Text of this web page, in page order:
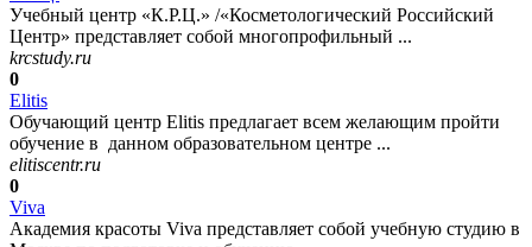
Учебный центр «К.Р.Ц.» /«Косметологический Российский
Центр» представляет собой многопрофильный ...
krcstudy.ru
0
Elitis
Обучающий центр Elitis предлагает всем желающим пройти
обучение в данном образовательном центре ...
elitiscentr.ru
0
Viva
Академия красоты Viva представляет собой учебную студию в